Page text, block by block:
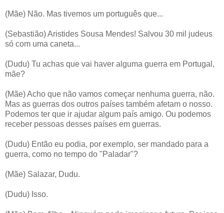
(Mãe) Não. Mas tivemos um português que...
(Sebastião) Aristides Sousa Mendes! Salvou 30 mil judeus
só com uma caneta...
(Dudu) Tu achas que vai haver alguma guerra em Portugal,
mãe?
(Mãe) Acho que não vamos começar nenhuma guerra, não.
Mas as guerras dos outros países também afetam o nosso.
Podemos ter que ir ajudar algum país amigo. Ou podemos
receber pessoas desses países em guerras.
(Dudu) Então eu podia, por exemplo, ser mandado para a
guerra, como no tempo do "Paladar"?
(Mãe) Salazar, Dudu.
(Dudu) Isso.